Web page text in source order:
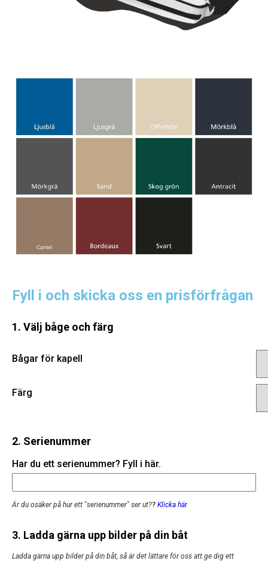
Fyll i och skicka oss en prisförfrågan
1. Välj båge och färg
Bågar för kapell
Färg
2. Serienummer
Har du ett serienummer? Fyll i här.
Är du osäker på hur ett "serienummer" ser ut?? Klicka här
3. Ladda gärna upp bilder på din båt
Ladda gärna upp bilder på din båt, så är det lättare för oss att ge dig ett